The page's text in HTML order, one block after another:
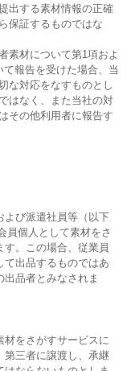
出する素材情報の正確
保証するものではな
素材について第1項およ
報告を受けた場合、当
な対応をなすものとし
はなく、また当社の対
その他利用者に報告す
よび派遣社員等（以下
員個人として素材をさ
。この場合、従業員
て出品するものではあ
品者とみなされま
材をさがすサービスに
第三者に譲渡し、承継